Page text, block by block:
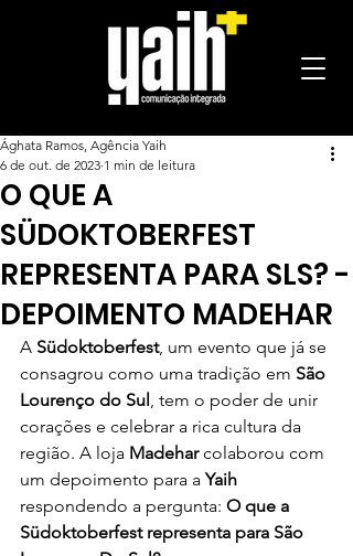
O QUE A
SÜDOKTOBERFEST
REPRESENTA PARA SLS? -
DEPOIMENTO MADEHAR
Ághata Ramos, Agência Yaih
6 de out. de 2023 1 min de leitura
A Südoktoberfest, um evento que já se
consagrou como uma tradição em São
Lourenço do Sul, tem o poder de unir
corações e celebrar a rica cultura da
região. A loja Madehar colaborou com
um depoimento para a Yaih
respondendo a pergunta: O que a
Südoktoberfest representa para São